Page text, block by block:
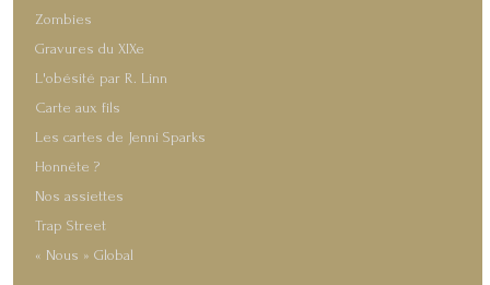
Zombies
Gravures du XIXe
L'obésité par R. Linn
Carte aux fils
Les cartes de Jenni Sparks
Honnête ?
Nos assiettes
Trap Street
« Nous » Global